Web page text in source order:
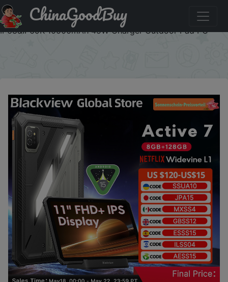
Купить с промокодом :SSUA18 Blackview Active 7
RuggedTablet 11-inch FHD+ Display Octa-core Android
IP68&IP69K 10000mAh 45W Charger Outdoor Pad PC
ChinaGoodBuy